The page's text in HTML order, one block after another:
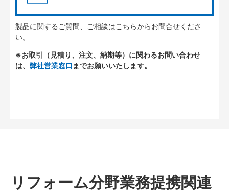
製品に関するご質問、ご相談はこちらからお問合せくださ
い。
※お取引（見積り、注文、納期等）に関わるお問い合わせ
は、 弊社営業窓口 までお願いいたします。
リフォーム分野業務提携関連